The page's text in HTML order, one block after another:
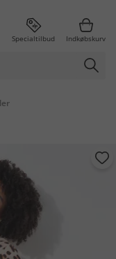
Specialtilbud Indkøbskurv